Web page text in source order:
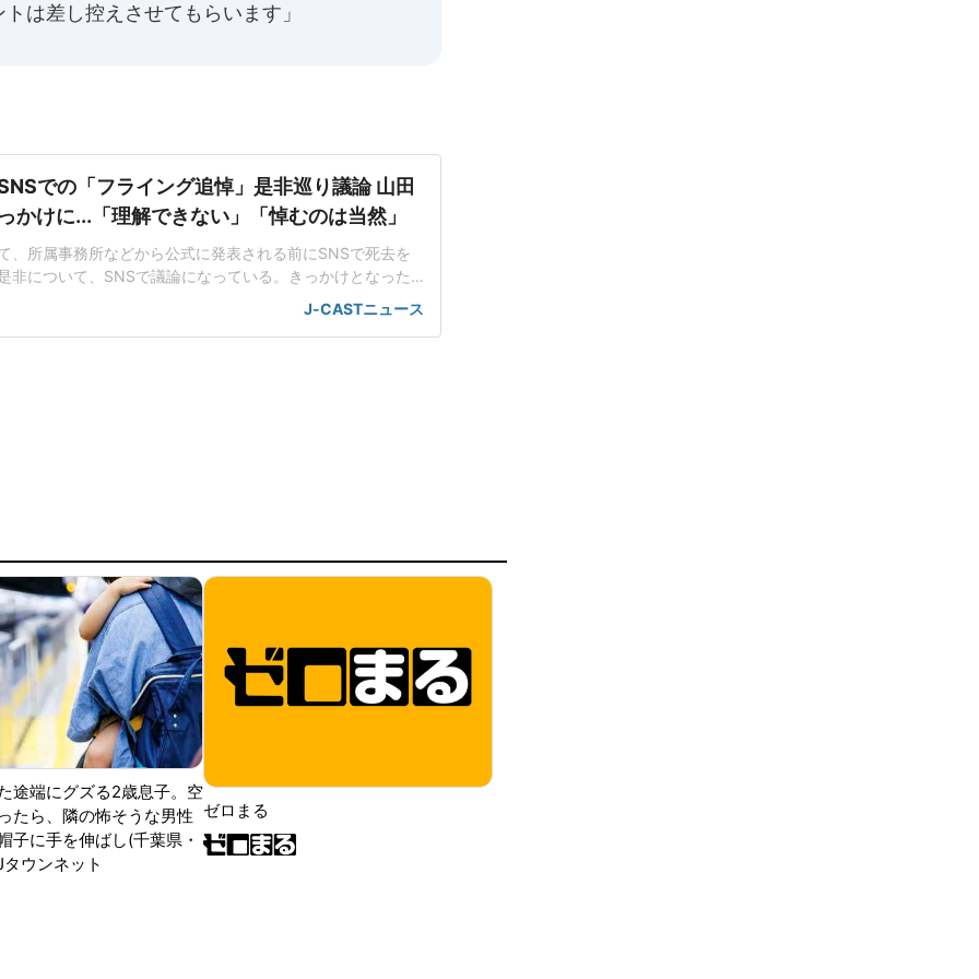
は差し控えさせてもらいます」
での「フライング追悼」是非巡り議論 山田
かけに...「理解できない」「悼むのは当然」
、所属事務所などから公式に発表される前にSNSで死去を
非について、SNSで議論になっている。きっかけとなった
の山田五郎さんの死去だ。2026年7月22日15時に公式YouT
されたが、これが公開されるよりも前に、SNSで山田さんの
J-CASTニュース
途端にグズる2歳息子。空
たら、隣の怖そうな男性
子に手を伸ばし(千葉県・
ウンネット
ゼロまる